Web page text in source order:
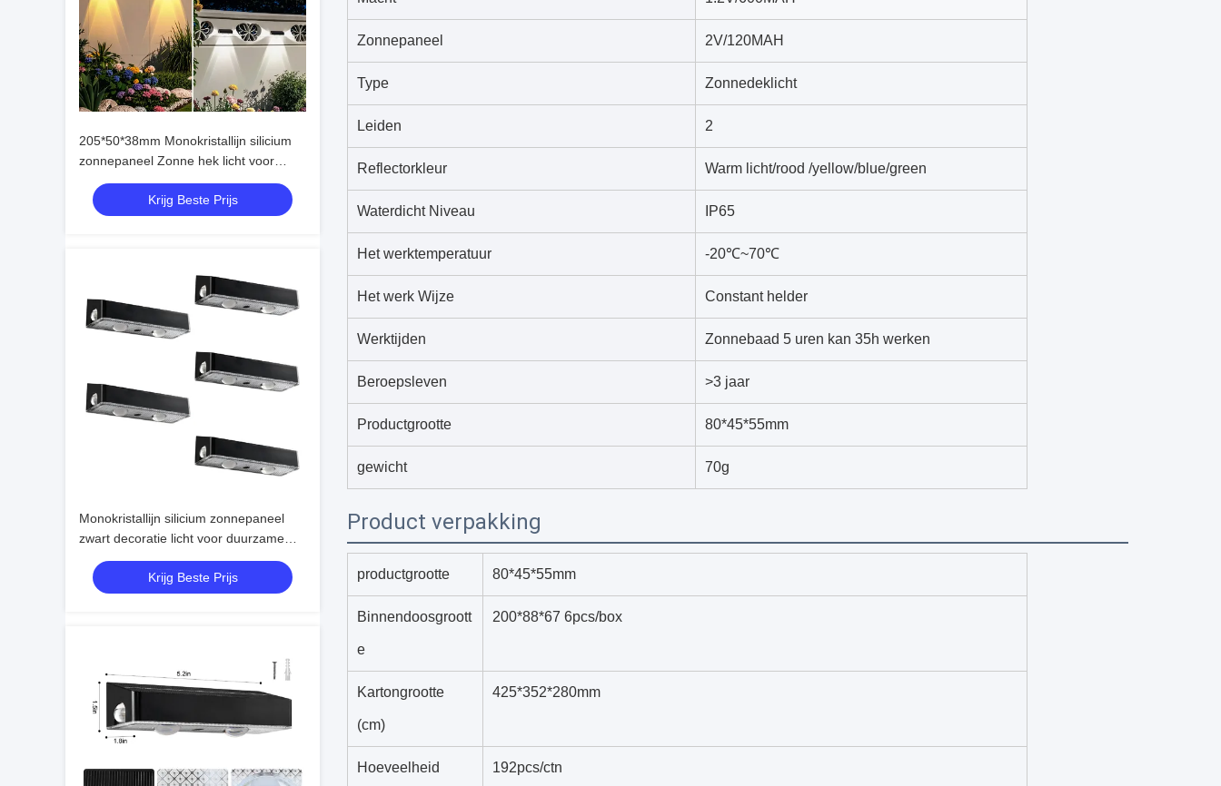
205*50*38mm Monokristallijn silicium
zonnepaneel Zonne hek licht voor
buiten en warm wit RGB
Krijg Beste Prijs
Monokristallijn silicium zonnepaneel
zwart decoratie licht voor duurzame
prestaties
Krijg Beste Prijs
Zonnepaneel 2V/120MAH
Type Zonnedeklicht
Leiden 2
Reflectorkleur Warm licht/rood /yellow/blue/green
Waterdicht Niveau IP65
Het werktemperatuur -20℃~70℃
Het werk Wijze Constant helder
Werktijden Zonnebaad 5 uren kan 35h werken
Beroepsleven >3 jaar
Productgrootte 80*45*55mm
gewicht 70g
Product verpakking
productgrootte 80*45*55mm
Binnendoosgroott
e
200*88*67 6pcs/box
Kartongrootte
(cm)
425*352*280mm
Hoeveelheid 192pcs/ctn